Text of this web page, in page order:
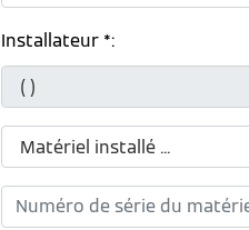
Installateur *: